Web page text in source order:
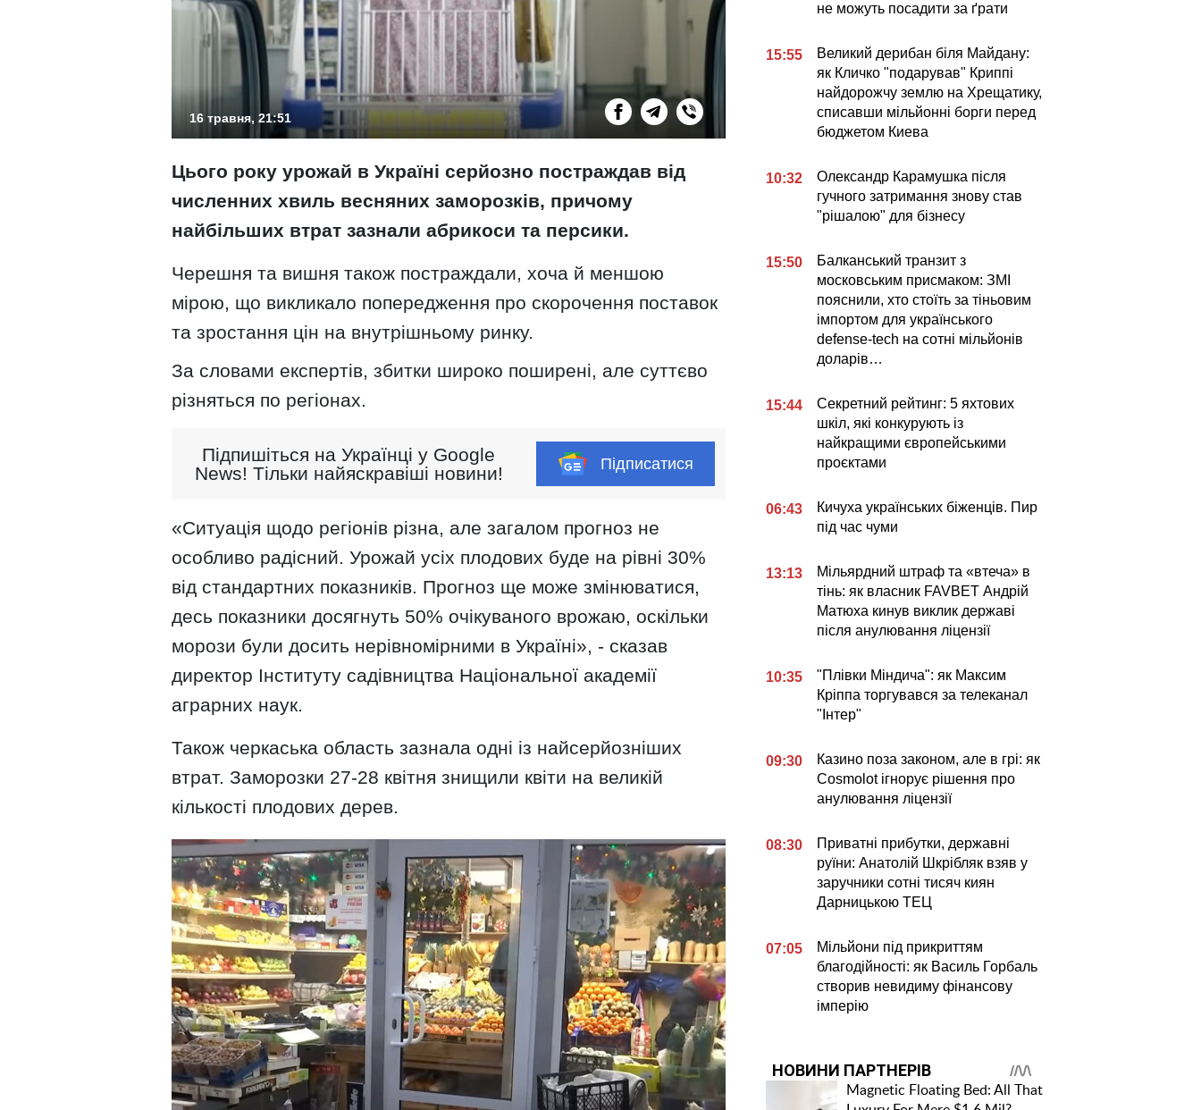
16 травня, 21:51
Цього року урожай в Україні серйозно постраждав від
численних хвиль весняних заморозків, причому
найбільших втрат зазнали абрикоси та персики.
Черешня та вишня також постраждали, хоча й меншою
мірою, що викликало попередження про скорочення поставок
та зростання цін на внутрішньому ринку.
За словами експертів, збитки широко поширені, але суттєво
різняться по регіонах.
Підпишіться на Українці у Google
News! Тільки найяскравіші новини!
Підписатися
«Ситуація щодо регіонів різна, але загалом прогноз не
особливо радісний. Урожай усіх плодових буде на рівні 30%
від стандартних показників. Прогноз ще може змінюватися,
десь показники досягнуть 50% очікуваного врожаю, оскільки
морози були досить нерівномірними в Україні», - сказав
директор Інституту садівництва Національної академії
аграрних наук.
Також черкаська область зазнала одні із найсерйозніших
втрат. Заморозки 27-28 квітня знищили квіти на великій
кількості плодових дерев.
не можуть посадити за ґрати
15:55
Великий дерибан біля Майдану:
як Кличко "подарував" Криппі
найдорожчу землю на Хрещатику,
списавши мільйонні борги перед
бюджетом Киева
10:32
Олександр Карамушка після
гучного затримання знову став
"рішалою" для бізнесу
15:50
Балканський транзит з
московським присмаком: ЗМІ
пояснили, хто стоїть за тіньовим
імпортом для українського
defense-tech на сотні мільйонів
доларів…
15:44
Секретний рейтинг: 5 яхтових
шкіл, які конкурують із
найкращими європейськими
проєктами
06:43
Кичуха українських біженців. Пир
під час чуми
13:13
Мільярдний штраф та «втеча» в
тінь: як власник FAVBET Андрій
Матюха кинув виклик державі
після анулювання ліцензії
10:35
"Плівки Міндича": як Максим
Кріппа торгувався за телеканал
"Інтер"
09:30
Казино поза законом, але в грі: як
Cosmolot ігнорує рішення про
анулювання ліцензії
08:30
Приватні прибутки, державні
руїни: Анатолій Шкрібляк взяв у
заручники сотні тисяч киян
Дарницькою ТЕЦ
07:05
Мільйони під прикриттям
благодійності: як Василь Горбаль
створив невидиму фінансову
імперію